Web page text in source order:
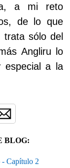
a mi reto
de lo que
trata sólo del
Angliru lo
a la
BLOG:
- Capítulo 2